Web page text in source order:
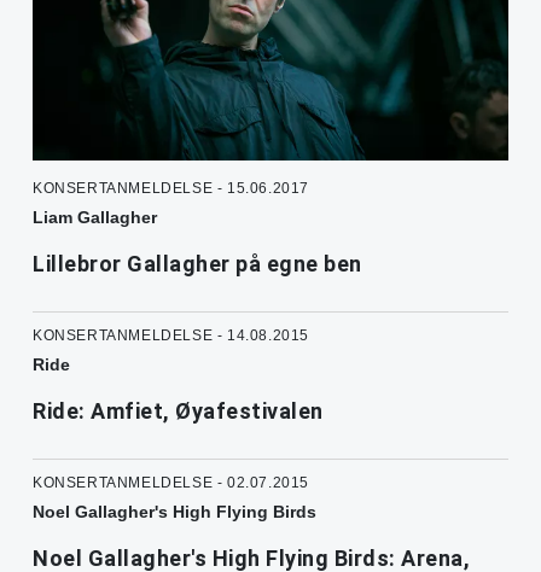
KONSERTANMELDELSE - 15.06.2017
Liam Gallagher
Lillebror Gallagher på egne ben
KONSERTANMELDELSE - 14.08.2015
Ride
Ride: Amfiet, Øyafestivalen
KONSERTANMELDELSE - 02.07.2015
Noel Gallagher's High Flying Birds
Noel Gallagher's High Flying Birds: Arena,